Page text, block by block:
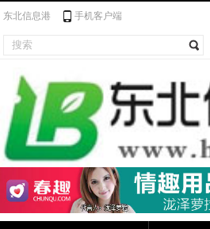
东北信息港 手机客户端